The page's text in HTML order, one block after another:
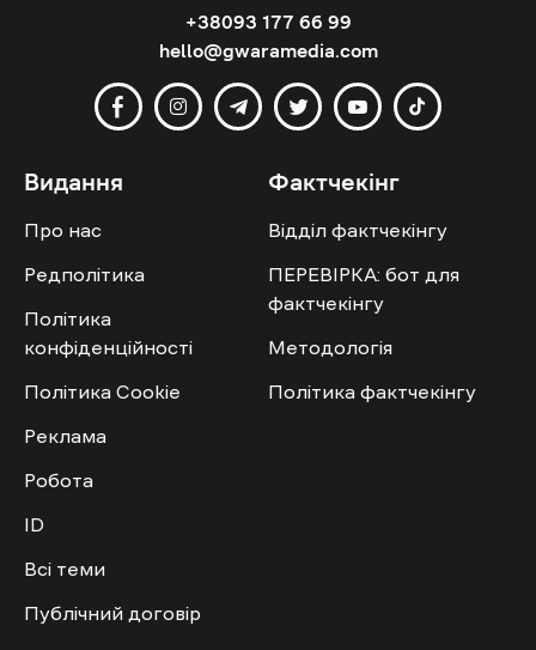
+38093 177 66 99
hello@gwaramedia.com
Видання
Про нас
Редполітика
Політика
конфіденційності
Політика Cookie
Реклама
Робота
ID
Всі теми
Публічний договір
Фактчекінг
Відділ фактчекінгу
ПЕРЕВІРКА: бот для
фактчекінгу
Методологія
Політика фактчекінгу